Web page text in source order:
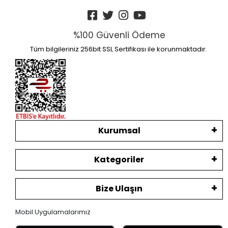
%100 Güvenli Ödeme
Tüm bilgileriniz 256bit SSL Sertifikası ile korunmaktadır.
Kurumsal
Kategoriler
Bize Ulaşın
Mobil Uygulamalarımız